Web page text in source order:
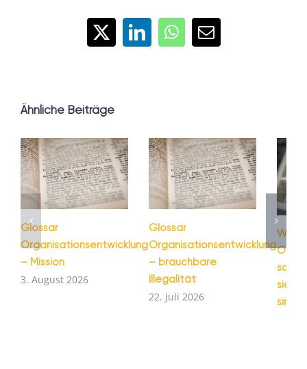
X LinkedInWhatsApp
E-
Ähnliche Beiträge
Glossar
Organisationsentwicklung
– Mission
3. August 2026
Glossar
Organisationsentwicklung
– brauchbare
Illegalität
22. Juli 2026
sie
sind